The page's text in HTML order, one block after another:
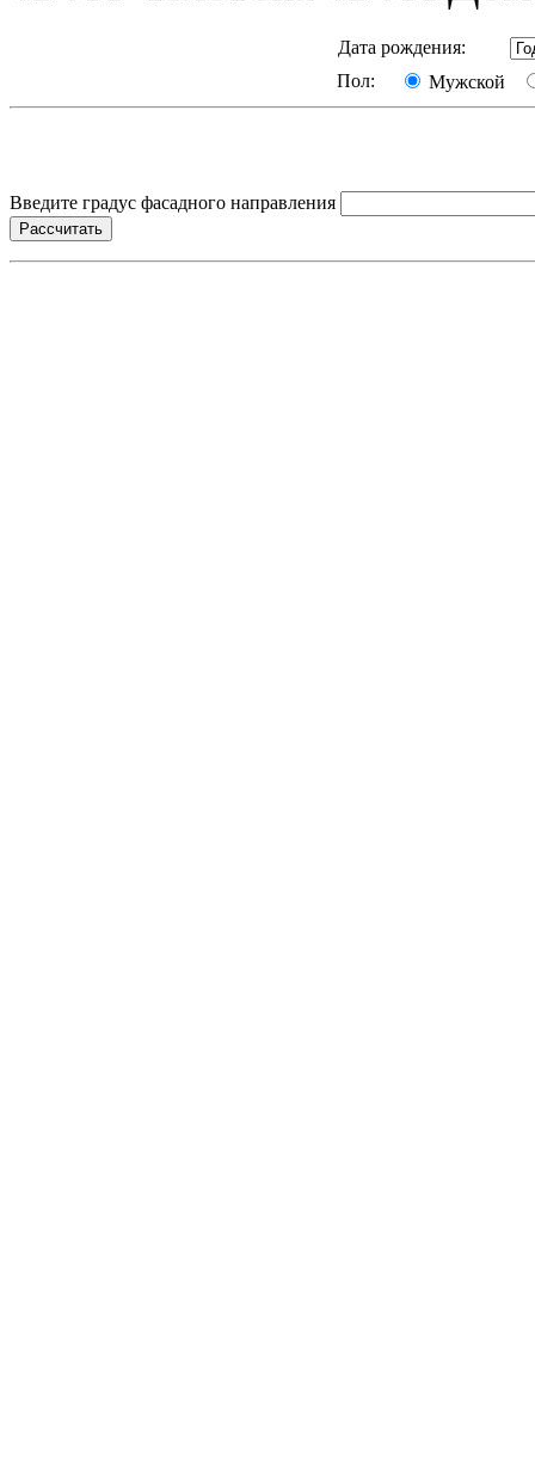
Дата рождения:
Пол:
Мужской
Введите градус фасадного направления
Рассчитать